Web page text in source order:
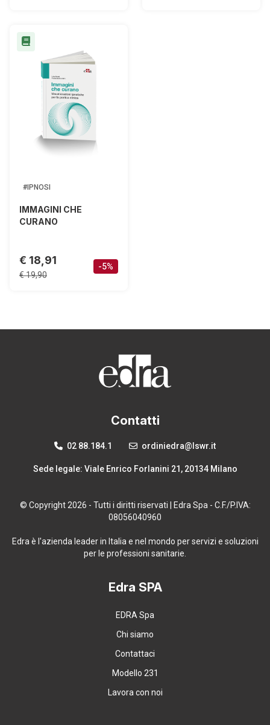
#IPNOSI
IMMAGINI CHE
CURANO
€ 18,91
€ 19,90
-5%
Contatti
02 88.184.1 ordiniedra@lswr.it
Sede legale: Viale Enrico Forlanini 21, 20134 Milano
© Copyright 2026 - Tutti i diritti riservati | Edra Spa - C.F./P.IVA:
08056040960
Edra è l'azienda leader in Italia e nel mondo per servizi e soluzioni
per le professioni sanitarie.
Edra SPA
EDRA Spa
Chi siamo
Contattaci
Modello 231
Lavora con noi